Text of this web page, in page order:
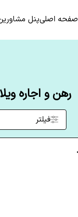
صفحه اصلیپنل
رهن و اجاره
فیلتر